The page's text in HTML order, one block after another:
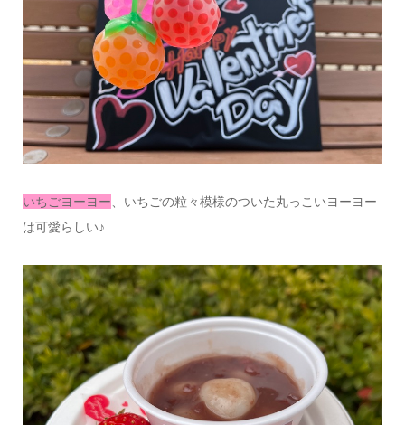
いちごヨーヨー 、いちごの粒々模様のついた丸っこいヨーヨー
は可愛らしい♪